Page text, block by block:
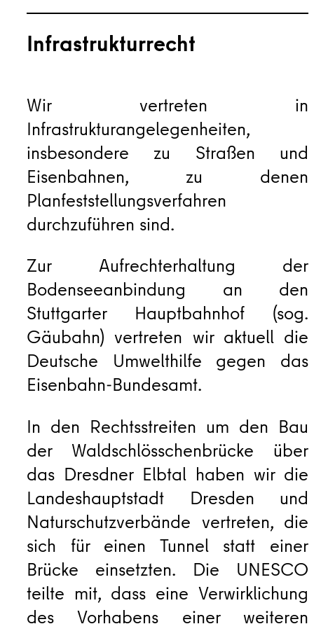
Infrastrukturrecht
Wir vertreten in
Infrastrukturangelegenheiten,
insbesondere zu Straßen und
Eisenbahnen, zu denen
Planfeststellungsverfahren
durchzuführen sind.
Zur Aufrechterhaltung der
Bodenseeanbindung an den
Stuttgarter Hauptbahnhof (sog.
Gäubahn) vertreten wir aktuell die
Deutsche Umwelthilfe gegen das
Eisenbahn-Bundesamt.
In den Rechtsstreiten um den Bau
der Waldschlösschenbrücke über
das Dresdner Elbtal haben wir die
Landeshauptstadt Dresden und
Naturschutzverbände vertreten, die
sich für einen Tunnel statt einer
Brücke einsetzten. Die UNESCO
teilte mit, dass eine Verwirklichung
des Vorhabens einer weiteren